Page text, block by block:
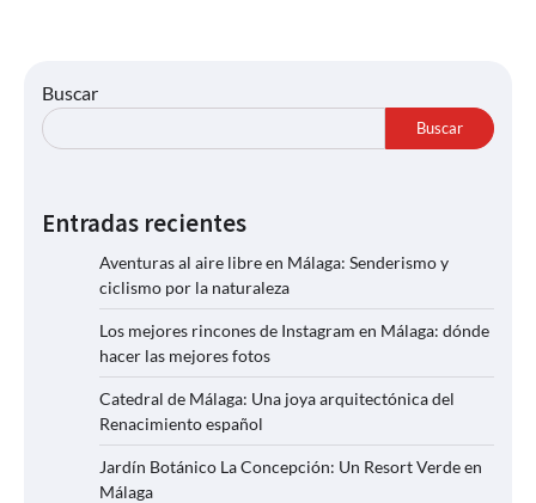
Buscar
Buscar
Entradas recientes
Aventuras al aire libre en Málaga: Senderismo y
ciclismo por la naturaleza
Los mejores rincones de Instagram en Málaga: dónde
hacer las mejores fotos
Catedral de Málaga: Una joya arquitectónica del
Renacimiento español
Jardín Botánico La Concepción: Un Resort Verde en
Málaga